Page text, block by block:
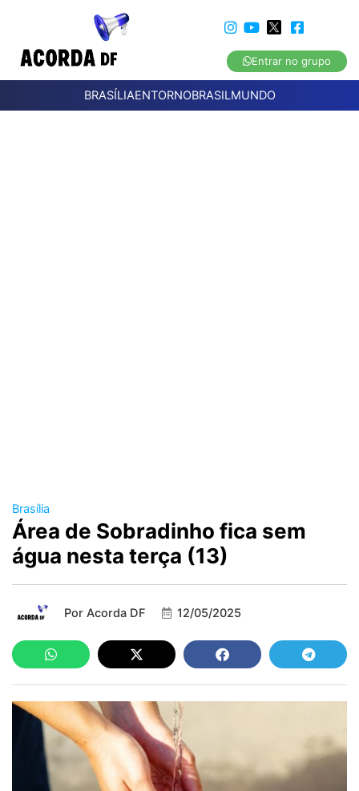
Entrar no grupo
BRASÍLIAENTORNOBRASILMUNDO
Brasília
Área de Sobradinho fica sem
água nesta terça (13)
Por Acorda DF 12/05/2025